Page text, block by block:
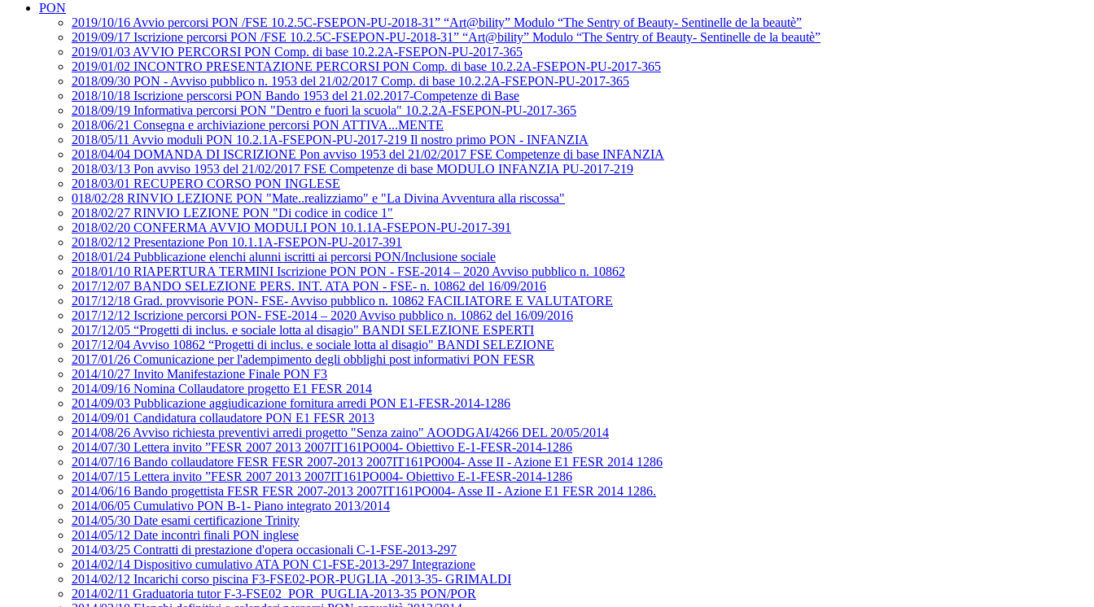
PON
2019/10/16 Avvio percorsi PON /FSE 10.2.5C-FSEPON-PU-2018-31” “Art@bility” Modulo “The Sentry of Beauty- Sentinelle de la beautè”
2019/09/17 Iscrizione percorsi PON /FSE 10.2.5C-FSEPON-PU-2018-31” “Art@bility” Modulo “The Sentry of Beauty- Sentinelle de la beautè”
2019/01/03 AVVIO PERCORSI PON Comp. di base 10.2.2A-FSEPON-PU-2017-365
2019/01/02 INCONTRO PRESENTAZIONE PERCORSI PON Comp. di base 10.2.2A-FSEPON-PU-2017-365
2018/09/30 PON - Avviso pubblico n. 1953 del 21/02/2017 Comp. di base 10.2.2A-FSEPON-PU-2017-365
2018/10/18 Iscrizione perscorsi PON Bando 1953 del 21.02.2017-Competenze di Base
2018/09/19 Informativa percorsi PON "Dentro e fuori la scuola" 10.2.2A-FSEPON-PU-2017-365
2018/06/21 Consegna e archiviazione percorsi PON ATTIVA...MENTE
2018/05/11 Avvio moduli PON 10.2.1A-FSEPON-PU-2017-219 Il nostro primo PON - INFANZIA
2018/04/04 DOMANDA DI ISCRIZIONE Pon avviso 1953 del 21/02/2017 FSE Competenze di base INFANZIA
2018/03/13 Pon avviso 1953 del 21/02/2017 FSE Competenze di base MODULO INFANZIA PU-2017-219
2018/03/01 RECUPERO CORSO PON INGLESE
018/02/28 RINVIO LEZIONE PON "Mate..realizziamo" e "La Divina Avventura alla riscossa"
2018/02/27 RINVIO LEZIONE PON "Di codice in codice 1"
2018/02/20 CONFERMA AVVIO MODULI PON 10.1.1A-FSEPON-PU-2017-391
2018/02/12 Presentazione Pon 10.1.1A-FSEPON-PU-2017-391
2018/01/24 Pubblicazione elenchi alunni iscritti ai percorsi PON/Inclusione sociale
2018/01/10 RIAPERTURA TERMINI Iscrizione PON PON - FSE-2014 – 2020 Avviso pubblico n. 10862
2017/12/07 BANDO SELEZIONE PERS. INT. ATA PON - FSE- n. 10862 del 16/09/2016
2017/12/18 Grad. provvisorie PON- FSE- Avviso pubblico n. 10862 FACILIATORE E VALUTATORE
2017/12/12 Iscrizione percorsi PON- FSE-2014 – 2020 Avviso pubblico n. 10862 del 16/09/2016
2017/12/05 “Progetti di inclus. e sociale lotta al disagio" BANDI SELEZIONE ESPERTI
2017/12/04 Avviso 10862 “Progetti di inclus. e sociale lotta al disagio" BANDI SELEZIONE
2017/01/26 Comunicazione per l'adempimento degli obblighi post informativi PON FESR
2014/10/27 Invito Manifestazione Finale PON F3
2014/09/16 Nomina Collaudatore progetto E1 FESR 2014
2014/09/03 Pubblicazione aggiudicazione fornitura arredi PON E1-FESR-2014-1286
2014/09/01 Candidatura collaudatore PON E1 FESR 2013
2014/08/26 Avviso richiesta preventivi arredi progetto "Senza zaino" AOODGAI/4266 DEL 20/05/2014
2014/07/30 Lettera invito ”FESR 2007 2013 2007IT161PO004- Obiettivo E-1-FESR-2014-1286
2014/07/16 Bando collaudatore FESR FESR 2007-2013 2007IT161PO004- Asse II - Azione E1 FESR 2014 1286
2014/07/15 Lettera invito ”FESR 2007 2013 2007IT161PO004- Obiettivo E-1-FESR-2014-1286
2014/06/16 Bando progettista FESR FESR 2007-2013 2007IT161PO004- Asse II - Azione E1 FESR 2014 1286.
2014/06/05 Cumulativo PON B-1- Piano integrato 2013/2014
2014/05/30 Date esami certificazione Trinity
2014/05/12 Date incontri finali PON inglese
2014/03/25 Contratti di prestazione d'opera occasionali C-1-FSE-2013-297
2014/02/14 Dispositivo cumulativo ATA PON C1-FSE-2013-297 Integrazione
2014/02/12 Incarichi corso piscina F3-FSE02-POR-PUGLIA -2013-35- GRIMALDI
2014/02/11 Graduatoria tutor F-3-FSE02_POR_PUGLIA-2013-35 PON/POR